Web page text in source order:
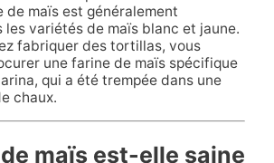
de maïs est généralement
les variétés de maïs blanc et jaune.
fabriquer des tortillas, vous
une farine de maïs spécifique
qui a été trempée dans une
chaux.
maïs est-elle saine